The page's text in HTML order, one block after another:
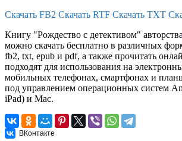
Скачать FB2 Скачать RTF Скачать TXT
Книгу "Рождество с детективом" авторства
можно скачать бесплатно в различных
fb2, txt, epub и pdf, а также прочитать
подходят для использования на
мобильных телефонах, смартфонах и
под управлением операционных систем
iPad) и Mac.
ВКонтакте